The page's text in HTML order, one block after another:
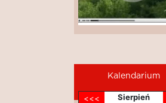
Kalendarium
Sierpień